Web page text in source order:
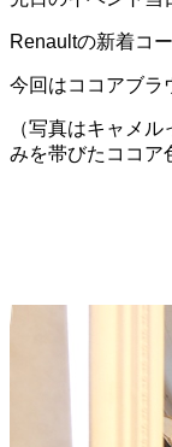
Renaultの新着コ
今回はココアブラ
（写真はキャメ
みを帯びたココア